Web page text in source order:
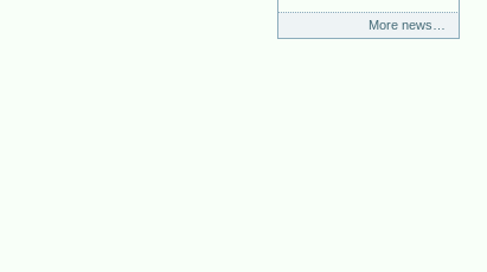
More news…